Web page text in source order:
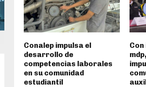
Conalep impulsa el
desarrollo de
competencias laborales
en su comunidad
estudiantil
Con